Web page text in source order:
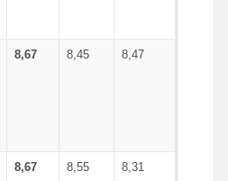
8,67 8,45 8,47
8,67 8,55 8,31